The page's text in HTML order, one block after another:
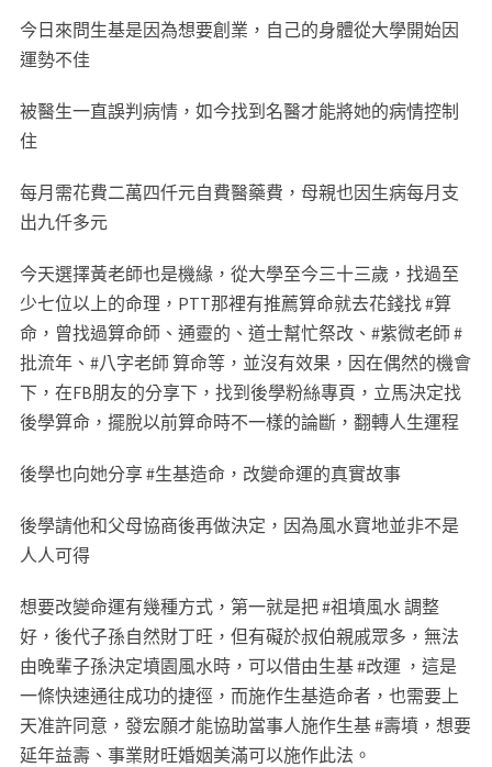
今日來問生基是因為想要創業，自己的身體從大學開始因
運勢不佳
被醫生一直誤判病情，如今找到名醫才能將她的病情控制
住
每月需花費二萬四仟元自費醫藥費，母親也因生病每月支
出九仟多元
今天選擇黃老師也是機緣，從大學至今三十三歲，找過至
少七位以上的命理，PTT那裡有推薦算命就去花錢找 #算
命，曾找過算命師、通靈的、道士幫忙祭改、#紫微老師 #
批流年、#八字老師 算命等，並沒有效果，因在偶然的機會
下，在FB朋友的分享下，找到後學粉絲專頁，立馬決定找
後學算命，擺脫以前算命時不一樣的論斷，翻轉人生運程
後學也向她分享 #生基造命，改變命運的真實故事
後學請他和父母協商後再做決定，因為風水寶地並非不是
人人可得
想要改變命運有幾種方式，第一就是把 #祖墳風水 調整
好，後代子孫自然財丁旺，但有礙於叔伯親戚眾多，無法
由晚輩子孫決定墳園風水時，可以借由生基 #改運 ，這是
一條快速通往成功的捷徑，而施作生基造命者，也需要上
天准許同意，發宏願才能協助當事人施作生基 #壽墳，想要
延年益壽、事業財旺婚姻美滿可以施作此法。